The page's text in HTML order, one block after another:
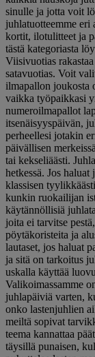
sinulle ja jotta voit
juhlatuotteemme eri
kortit, ilotulitteet ja
tästä kategoriasta
Viisivuotias
satavuotias. Voit
ilmapallon joukosta
vaikka työpaikkasi
numeroilmapallot
itsenäisyyspäivän,
perheellesi jotakin
päivällisen
tai kekseliäästi.
hetkessä. Jos
klassisen
kunkin ruokailijan
käytännöllisiä
joita ei tarvitse
pöytäkoristeita ja
lautaset, jos haluat
ja sitä on tarkoitus
uskalla käyttää
Valikoimassamme
juhlapäiviä varten,
onko lastenjuhlien
meiltä sopivat
teema kannattaa
täysillä punaisen,